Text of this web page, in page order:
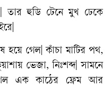
তার হুডি টেনে মুখ ঢেকে
হয়ে গেল| কাঁচা মাটির পথ,
ভেজা, নিঃশব্দ| সামনে
এক কাঠের ফ্রেম আর